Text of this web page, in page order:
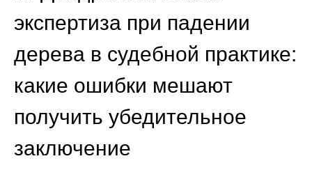
экспертиза при падении
дерева в судебной практике:
какие ошибки мешают
получить убедительное
заключение